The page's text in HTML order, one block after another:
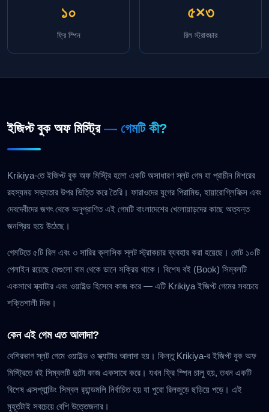
১০
ফ্রি স্পিন
৫×৩
রিল স্ট্রাকচার
ইজিপ্ট বুক অফ মিস্ট্রি — গেমটি কী?
Krikiya-তে ইজিপ্ট বুক অফ মিস্ট্রি হলো একটি অসাধারণ স্লট গেম যা প্রাচীন মিশরের
রহস্যময় সভ্যতার উপর ভিত্তি করে তৈরি। ফারাওদের যুগের পিরামিড, হায়ারোগ্লিফিক্স এবং
দেবদেবীদের জগৎ থেকে অনুপ্রাণিত এই গেমটি বাংলাদেশের খেলোয়াড়দের কাছে অত্যন্ত
জনপ্রিয় হয়ে উঠেছে।
গেমটিতে ৫টি রিল এবং ৩ সারির ক্লাসিক স্লট স্ট্রাকচার ব্যবহার করা হয়েছে। মোট ১০টি
পেলাইন রয়েছে যেগুলো বাম থেকে ডানে সক্রিয় থাকে। বিশেষ বই (Book) সিম্বলটি
একসাথে স্ক্যাটার এবং ওয়াইল্ড হিসেবে কাজ করে — এটি Krikiya ইজিপ্ট গেমের সবচেয়ে
শক্তিশালী দিক।
কেন এই গেম এত আলাদা?
বেশিরভাগ স্লট গেমে ওয়াইল্ড ও স্ক্যাটার আলাদা হয়। কিন্তু Krikiya-র ইজিপ্ট বুক অফ
মিস্ট্রিতে বই সিম্বলটি দুটো কাজ একসাথে করে। যখন ফ্রি স্পিন চালু হয়, তখন একটি
বিশেষ এক্সপ্যান্ডিং সিম্বল র‍্যান্ডমলি নির্বাচিত হয় যা পুরো রিলজুড়ে ছড়িয়ে পড়ে। এই
মুহূর্তটাই সবচেয়ে বেশি উত্তেজনার।